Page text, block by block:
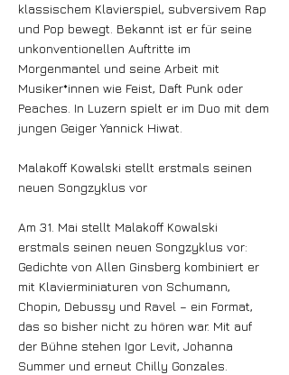
klassischem Klavierspiel, subversivem Rap
und Pop bewegt. Bekannt ist er für seine
unkonventionellen Auftritte im
Morgenmantel und seine Arbeit mit
Musiker*innen wie Feist, Daft Punk oder
Peaches. In Luzern spielt er im Duo mit dem
jungen Geiger Yannick Hiwat.
Malakoff Kowalski stellt erstmals seinen
neuen Songzyklus vor
Am 31. Mai stellt Malakoff Kowalski
erstmals seinen neuen Songzyklus vor:
Gedichte von Allen Ginsberg kombiniert er
mit Klavierminiaturen von Schumann,
Chopin, Debussy und Ravel – ein Format,
das so bisher nicht zu hören war. Mit auf
der Bühne stehen Igor Levit, Johanna
Summer und erneut Chilly Gonzales.